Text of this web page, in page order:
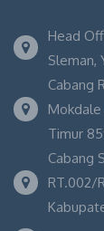
Head
Sleman,
Cabang
Mokdale
Timur
Cabang
RT.002/